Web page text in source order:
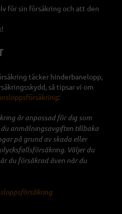
för sin försäkring och att den
täcker hinderbanelopp,
så tipsar vi om
:
är anpassad för dig som
anmälningsavgiften tillbaka
på grund av skada eller
Väljer du
du försäkrad även när du